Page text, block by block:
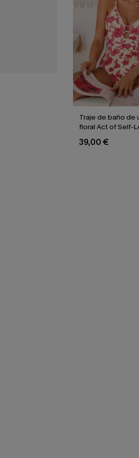
Traje de baño de
floral Act of Self-
39,00 €